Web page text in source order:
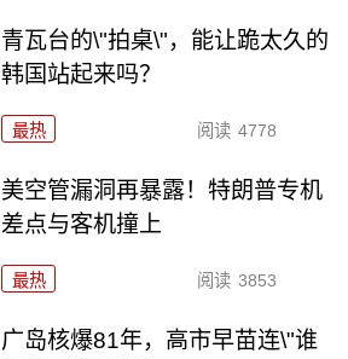
青瓦台的\"拍桌\"，能让跪太久的
韩国站起来吗？
最热 阅读 4778
美空管漏洞再暴露！特朗普专机
差点与客机撞上
最热 阅读 3853
广岛核爆81年，高市早苗连\"谁